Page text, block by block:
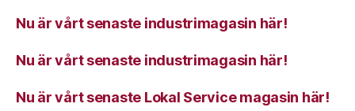
Nu är vårt senaste industrimagasin här!
Nu är vårt senaste industrimagasin här!
Nu är vårt senaste Lokal Service magasin här!